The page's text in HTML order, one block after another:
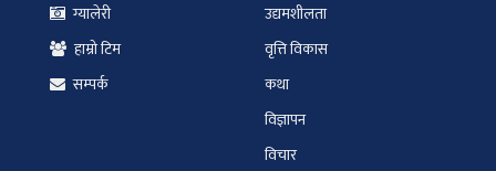
ग्यालेरी
हाम्रो टिम
सम्पर्क
उद्यमशीलता
वृत्ति विकास
कथा
विज्ञापन
विचार